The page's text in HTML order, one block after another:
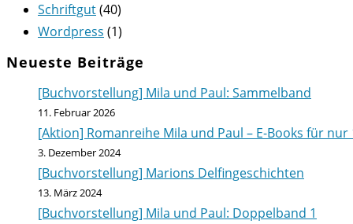
Schriftgut(40)
Wordpress (1)
Neueste Beiträge
[Buchvorstellung] Mila und Paul: Sammelband
11. Februar 2026
[Aktion] Romanreihe Mila und Paul – E-Books für nur
3. Dezember 2024
[Buchvorstellung] Marions Delfingeschichten
13. März 2024
[Buchvorstellung] Mila und Paul: Doppelband 1